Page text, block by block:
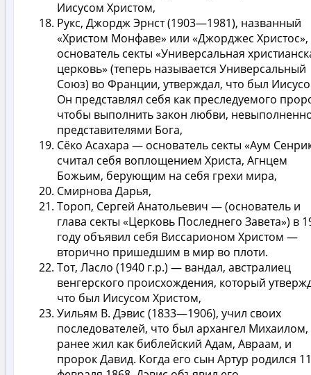
Иисусом Христом,
Рукс, Джордж Эрнст (1903—1981), названный
«Христом Монфаве» или «Джорджес Христос»,
основатель секты «Универсальная
церковь» (теперь называется Универсальный
Союз) во Франции, утверждал, что был
Он представлял себя как преследуемого
чтобы выполнить закон любви,
представителями Бога,
Сёко Асахара — основатель секты «Аум
считал себя воплощением Христа, Агнцем
Божьим, берующим на себя грехи мира,
Смирнова Дарья,
Тороп, Сергей Анатольевич — (основатель и
глава секты «Церковь Последнего Завета») в
году объявил себя Виссарионом Христом —
вторично пришедшим в мир во плоти.
Тот, Ласло (1940 г.р.) — вандал, австралиец
венгерского происхождения, который
что был Иисусом Христом,
Уильям В. Дэвис (1833—1906), учил своих
последователей, что был архангел Михаилом,
ранее жил как библейский Адам, Авраам, и
пророк Давид. Когда его сын Артур родился 11